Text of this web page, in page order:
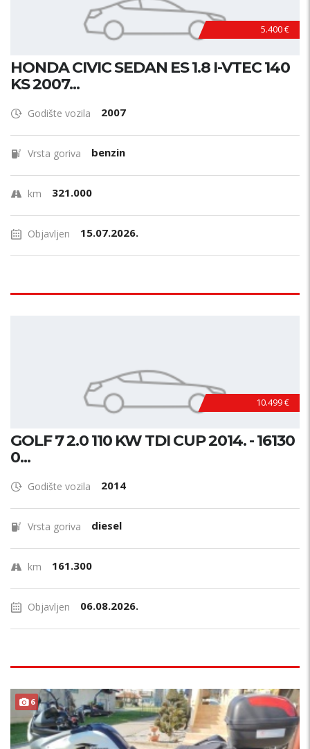
5.400 €
HONDA CIVIC SEDAN ES 1.8 I-VTEC 140
KS 2007...
Godište vozila 2007
Vrsta goriva benzin
km 321.000
Objavljen 15.07.2026.
10.499 €
GOLF 7 2.0 110 KW TDI CUP 2014. - 16130
0...
Godište vozila 2014
Vrsta goriva diesel
km 161.300
Objavljen 06.08.2026.
6